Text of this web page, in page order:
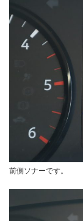
前側ソナーです。